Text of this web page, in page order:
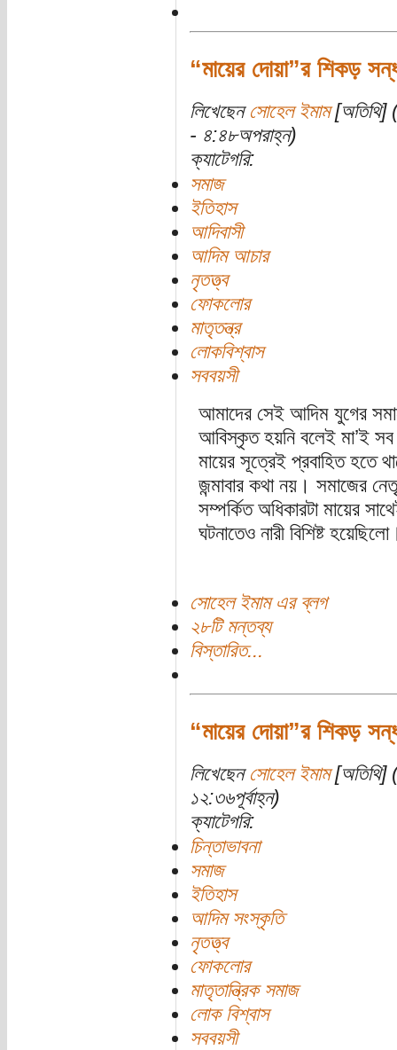
“মায়ের দোয়া”র শিকড়
লিখেছেন সোহেল ইমাম[অতিথি]
- ৪:৪৮অপরাহ্ন)
ক্যাটেগরি:
সমাজ
ইতিহাস
আদিবাসী
আদিম আচার
নৃতত্ত্ব
ফোকলোর
মাতৃতন্ত্র
লোকবিশ্বাস
সববয়সী
আমাদের সেই আদিম যুগের
আবিস্কৃত হয়নি বলেই মা’ই সব
মায়ের সূত্রেই প্রবাহিত হতে
জন্মাবার কথা নয়। সমাজের
সম্পর্কিত অধিকারটা মায়ের
ঘটনাতেও নারী বিশিষ্ট
সোহেল ইমাম এর ব্লগ
২৮টি মন্তব্য
বিস্তারিত...
“মায়ের দোয়া”র শিকড়
লিখেছেন সোহেল ইমাম[অতিথি]
১২:৩৬পূর্বাহ্ন)
ক্যাটেগরি:
চিন্তাভাবনা
সমাজ
ইতিহাস
আদিম সংস্কৃতি
নৃতত্ত্ব
ফোকলোর
মাতৃতান্ত্রিক সমাজ
লোক বিশ্বাস
সববয়সী